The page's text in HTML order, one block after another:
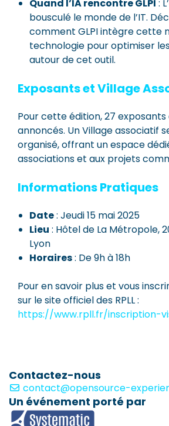
Quand l’IA rencontre GLPI :
bousculé le monde de l’IT.
comment GLPI intègre cette
technologie pour optimiser
autour de cet outil.
Exposants et Village
Pour cette édition, 27
annoncés. Un Village associatif
organisé, offrant un espace
associations et aux projets
Informations Pratiques
Date: Jeudi 15 mai 2025
Lieu : Hôtel de La Métropole,
Lyon
Horaires: De 9h à 18h
Pour en savoir plus et vous
sur le site officiel des RPLL :
https://www.rpll.fr/inscription-
Contactez-nous
contact@opensource-
Un événement porté par